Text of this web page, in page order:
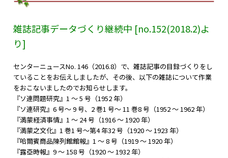
雑誌記事データづくり継続中 [no.152(2018.2)よ
り]
センターニュースNo. 146（2016.8）で、雑誌記事の目録づくりをし
ていることをお伝えしましたが、その後、以下の雑誌について作業
をおこないましたのでお知らせします。
『ソ連問題研究』1 ～ 5 号（1952 年）
『ソ連研究』6 号～ 9 号、2 巻1 号～ 11 巻8 号（1952 ～ 1962 年）
『満蒙経済事情』1 ～ 24 号（1916 ～ 1920 年）
『満蒙之文化』1 巻1 号～第4 年32 号（1920 ～ 1923 年）
『哈爾賓商品陳列館館報』1 ～ 8 号（1919 ～ 1920 年）
『露亞時報』9 ～ 158 号（1920 ～ 1932 年）